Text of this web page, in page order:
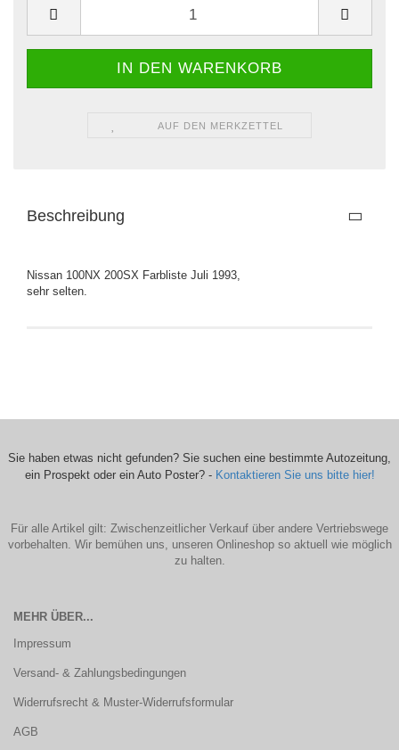
AUF DEN MERKZETTEL
Beschreibung
Nissan 100NX 200SX Farbliste Juli 1993,
sehr selten.
Sie haben etwas nicht gefunden? Sie suchen eine bestimmte Autozeitung,
ein Prospekt oder ein Auto Poster? - Kontaktieren Sie uns bitte hier!
Für alle Artikel gilt: Zwischenzeitlicher Verkauf über andere Vertriebswege
vorbehalten. Wir bemühen uns, unseren Onlineshop so aktuell wie möglich
zu halten.
MEHR ÜBER...
Impressum
Versand- & Zahlungsbedingungen
Widerrufsrecht & Muster-Widerrufsformular
AGB